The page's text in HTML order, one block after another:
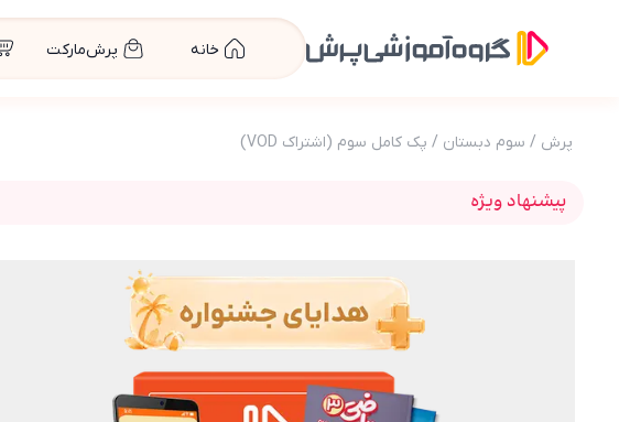
خانه پرش‌مارکت
پرش / سوم دبستان / پک کامل سوم (اشتراک VOD)
پیشنهاد ویژه